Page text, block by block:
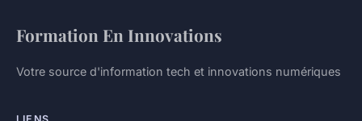
Formation En Innovations
Votre source d'information tech et innovations numériques